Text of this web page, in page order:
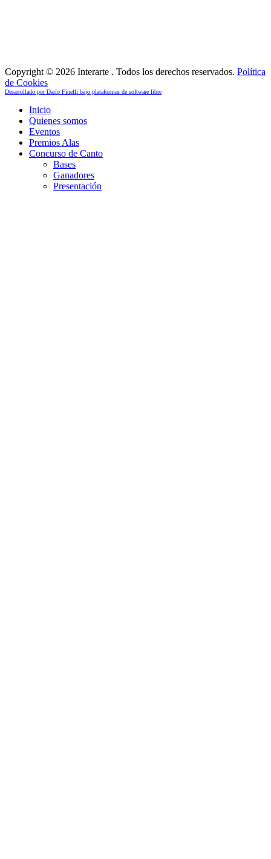
Copyright © 2026 Interarte . Todos los derechos reservados. Política
de Cookies
Desarrollado por Darío Finelli bajo plataformas de software libre
Inicio
Quienes somos
Eventos
Premios Alas
Concurso de Canto
Bases
Ganadores
Presentación